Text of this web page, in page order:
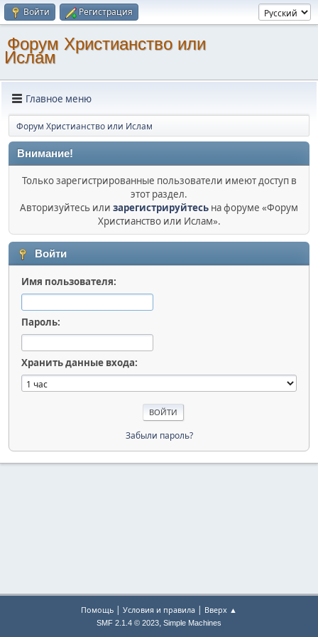
Войти Регистрация
Форум Христианство или
Ислам
Главное меню
Форум Христианство или Ислам
Внимание!
Только зарегистрированные пользователи имеют доступ в
этот раздел.
Авторизуйтесь или зарегистрируйтесь на форуме «Форум
Христианство или Ислам».
Войти
Имя пользователя:
Пароль:
Хранить данные входа:
Забыли пароль?
Помощь | Условия и правила | Вверх ▲
SMF 2.1.4 © 2023, Simple Machines